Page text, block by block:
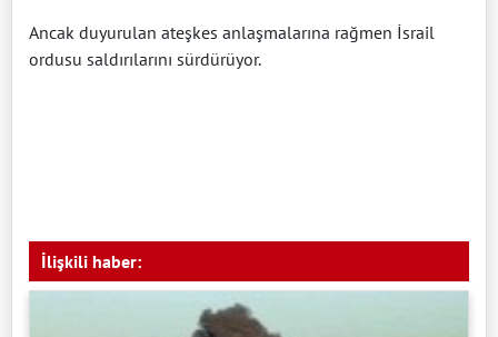
Ancak duyurulan ateşkes anlaşmalarına rağmen İsrail
ordusu saldırılarını sürdürüyor.
İlişkili haber: